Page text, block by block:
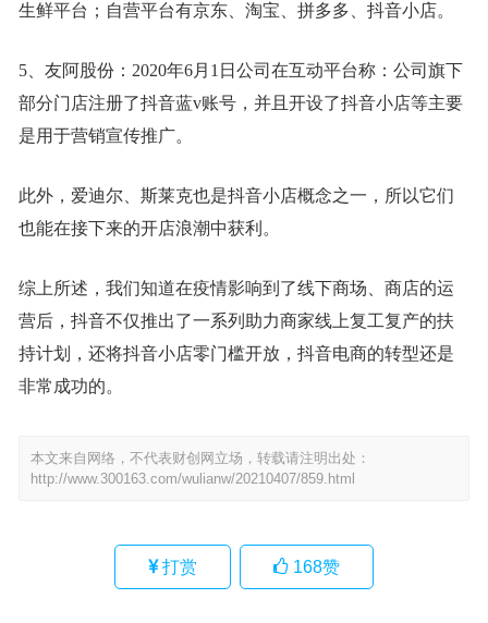
生鲜平台；自营平台有京东、淘宝、拼多多、抖音小店。
5、友阿股份：2020年6月1日公司在互动平台称：公司旗下
部分门店注册了抖音蓝v账号，并且开设了抖音小店等主要
是用于营销宣传推广。
此外，爱迪尔、斯莱克也是抖音小店概念之一，所以它们
也能在接下来的开店浪潮中获利。
综上所述，我们知道在疫情影响到了线下商场、商店的运
营后，抖音不仅推出了一系列助力商家线上复工复产的扶
持计划，还将抖音小店零门槛开放，抖音电商的转型还是
非常成功的。
本文来自网络，不代表财创网立场，转载请注明出处：
http://www.300163.com/wulianw/20210407/859.html
打赏 168赞